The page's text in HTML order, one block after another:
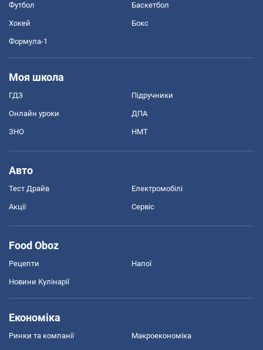
Футбол Баскетбол
Хокей Бокс
Формула-1
Моя школа
ГДЗ Підручники
Онлайн уроки ДПА
ЗНО НМТ
Авто
Тест Драйв Електромобілі
Акції Сервіс
Food Oboz
Рецепти Напої
Новини Кулінарії
Економіка
Ринки та компанії Макроекономіка